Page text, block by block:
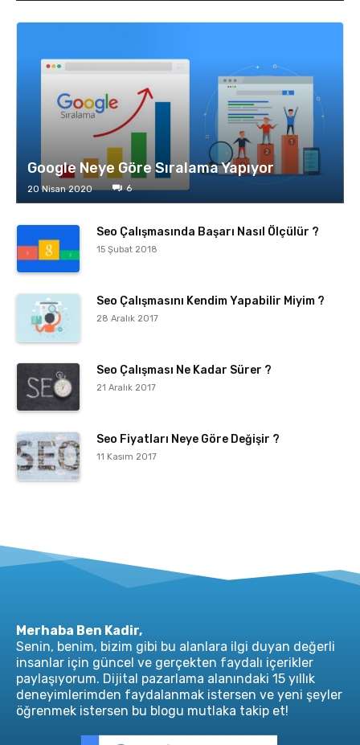
Google Neye Göre Sıralama Yapıyor
20 Nisan 2020 6
Seo Çalışmasında Başarı Nasıl Ölçülür ?
15 Şubat 2018
Seo Çalışmasını Kendim Yapabilir Miyim ?
28 Aralık 2017
Seo Çalışması Ne Kadar Sürer ?
21 Aralık 2017
Seo Fiyatları Neye Göre Değişir ?
11 Kasım 2017
Merhaba Ben Kadir,
Senin, benim, bizim gibi bu alanlara ilgi duyan değerli
insanlar için güncel ve gerçekten faydalı içerikler
paylaşıyorum. Dijital pazarlama alanındaki 15 yıllık
deneyimlerimden faydalanmak istersen ve yeni şeyler
öğrenmek istersen bu blogu mutlaka takip et!